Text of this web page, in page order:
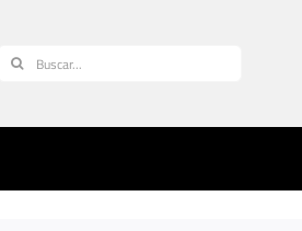
Buscar: